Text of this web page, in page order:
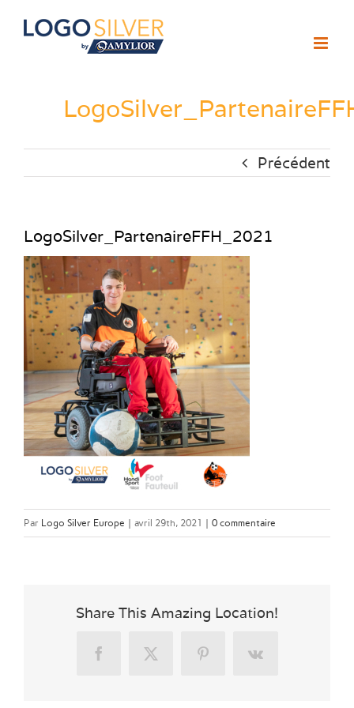
Passer
Précédent
LogoSilver_PartenaireFFH_2021
Par Logo Silver Europe | avril 29th, 2021 | 0 commentaire
Share This Amazing Location!
FacebookX PinterestVk